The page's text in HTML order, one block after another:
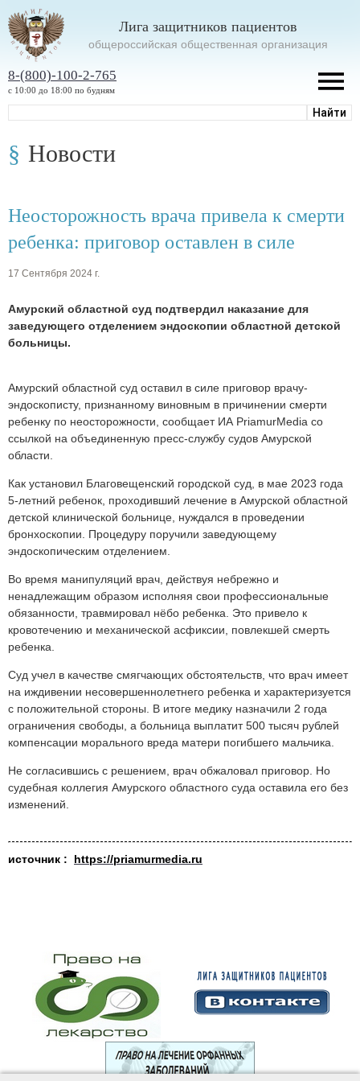
Лига защитников пациентов
oбщероссийская общественная организация
8-(800)-100-2-765
с 10:00 до 18:00 по будням
Новости
Неосторожность врача привела к смерти
ребенка: приговор оставлен в силе
17 Сентября 2024 г.
Амурский областной суд подтвердил наказание для
заведующего отделением эндоскопии областной детской
больницы.
Амурский областной суд оставил в силе приговор врачу-
эндоскописту, признанному виновным в причинении смерти
ребенку по неосторожности, сообщает ИА PriamurMedia со
ссылкой на объединенную пресс-службу судов Амурской
области.
Как установил Благовещенский городской суд, в мае 2023 года
5-летний ребенок, проходивший лечение в Амурской областной
детской клинической больнице, нуждался в проведении
бронхоскопии. Процедуру поручили заведующему
эндоскопическим отделением.
Во время манипуляций врач, действуя небрежно и
ненадлежащим образом исполняя свои профессиональные
обязанности, травмировал нёбо ребенка. Это привело к
кровотечению и механической асфиксии, повлекшей смерть
ребенка.
Суд учел в качестве смягчающих обстоятельств, что врач имеет
на иждивении несовершеннолетнего ребенка и характеризуется
с положительной стороны. В итоге медику назначили 2 года
ограничения свободы, а больница выплатит 500 тысяч рублей
компенсации морального вреда матери погибшего мальчика.
Не согласившись с решением, врач обжаловал приговор. Но
судебная коллегия Амурского областного суда оставила его без
изменений.
источник : https://priamurmedia.ru